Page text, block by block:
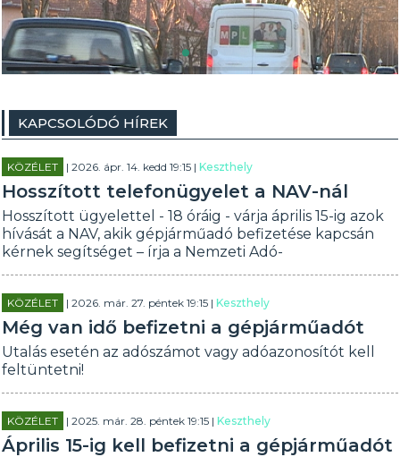
KAPCSOLÓDÓ HÍREK
KÖZÉLET | 2026. ápr. 14. kedd 19:15 |Keszthely
Hosszított telefonügyelet a NAV-nál
Hosszított ügyelettel - 18 óráig - várja április 15-ig azok
hívását a NAV, akik gépjárműadó befizetése kapcsán
kérnek segítséget – írja a Nemzeti Adó-
KÖZÉLET | 2026. már. 27. péntek 19:15 |Keszthely
Még van idő befizetni a gépjárműadót
Utalás esetén az adószámot vagy adóazonosítót kell
feltüntetni!
KÖZÉLET | 2025. már. 28. péntek 19:15 |Keszthely
Április 15-ig kell befizetni a gépjárműadót